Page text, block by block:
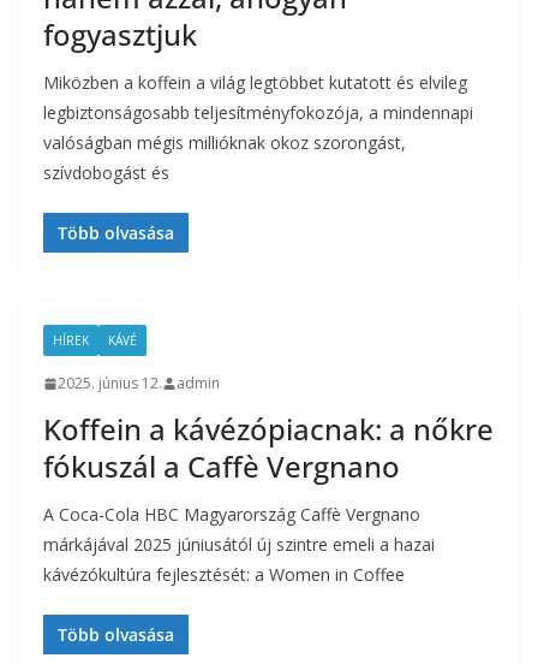
fogyasztjuk
Miközben a koffein a világ legtöbbet kutatott és elvileg
legbiztonságosabb teljesítményfokozója, a mindennapi
valóságban mégis millióknak okoz szorongást,
szívdobogást és
Több olvasása
HÍREK KÁVÉ
2025. június 12. admin
Koffein a kávézópiacnak: a nőkre
fókuszál a Caffè Vergnano
A Coca-Cola HBC Magyarország Caffè Vergnano
márkájával 2025 júniusától új szintre emeli a hazai
kávézókultúra fejlesztését: a Women in Coffee
Több olvasása